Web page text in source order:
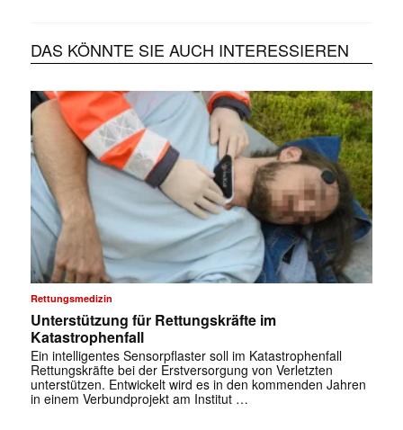
DAS KÖNNTE SIE AUCH INTERESSIEREN
Rettungsmedizin
Unterstützung für Rettungskräfte im
Katastrophenfall
Ein intelligentes Sensorpflaster soll im Katastrophenfall
Rettungskräfte bei der Erstversorgung von Verletzten
unterstützen. Entwickelt wird es in den kommenden Jahren
in einem Verbundprojekt am Institut …